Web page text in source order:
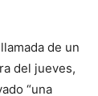
de un
del jueves,
“una